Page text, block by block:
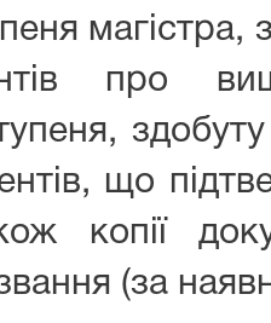
магістра,
про
що
копії
(за